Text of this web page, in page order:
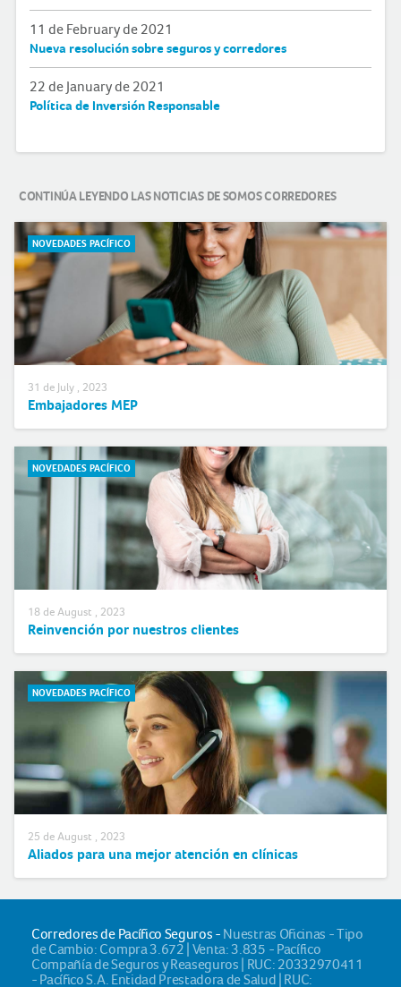
11 de February de 2021
Nueva resolución sobre seguros y corredores
22 de January de 2021
Política de Inversión Responsable
CONTINÚA LEYENDO LAS NOTICIAS DE SOMOS CORREDORES
NOVEDADES PACÍFICO
31 de July , 2023
Embajadores MEP
NOVEDADES PACÍFICO
18 de August , 2023
Reinvención por nuestros clientes
NOVEDADES PACÍFICO
25 de August , 2023
Aliados para una mejor atención en clínicas
Corredores de Pacífico Seguros - Nuestras Oficinas - Tipo
de Cambio: Compra 3.672 | Venta: 3.835 - Pacífico
Compañía de Seguros y Reaseguros | RUC: 20332970411
- Pacífico S.A. Entidad Prestadora de Salud | RUC: